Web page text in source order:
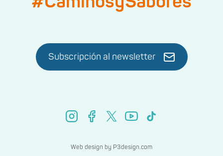
Subscripción al newsletter
Web design by P3design.com